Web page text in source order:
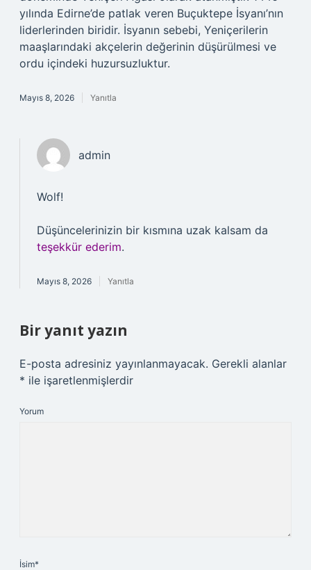
yılında Edirne’de patlak veren Buçuktepe İsyanı’nın
liderlerinden biridir. İsyanın sebebi, Yeniçerilerin
maaşlarındaki akçelerin değerinin düşürülmesi ve
ordu içindeki huzursuzluktur.
Mayıs 8, 2026 Yanıtla
admin
Wolf!
Düşüncelerinizin bir kısmına uzak kalsam da
teşekkür ederim.
Mayıs 8, 2026 Yanıtla
Bir yanıt yazın
E-posta adresiniz yayınlanmayacak. Gerekli alanlar
* ile işaretlenmişlerdir
Yorum
İsim*